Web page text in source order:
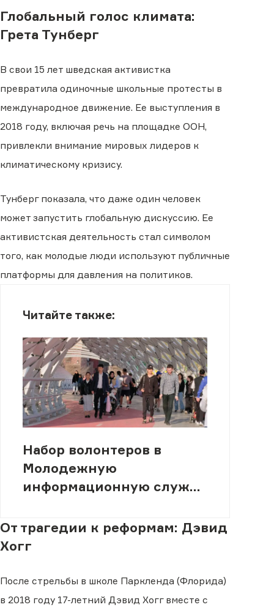
Глобальный голос климата:
Грета Тунберг
В свои 15 лет шведская активистка
превратила одиночные школьные протесты в
международное движение. Ее выступления в
2018 году, включая речь на площадке ООН,
привлекли внимание мировых лидеров к
климатическому кризису.
Тунберг показала, что даже один человек
может запустить глобальную дискуссию. Ее
активистская деятельность стал символом
того, как молодые люди используют публичные
платформы для давления на политиков.
Читайте также:
Набор волонтеров в
Молодежную
информационную службу
От трагедии к реформам: Дэвид
Хогг
После стрельбы в школе Паркленда (Флорида)
в 2018 году 17-летний Дэвид Хогг вместе с